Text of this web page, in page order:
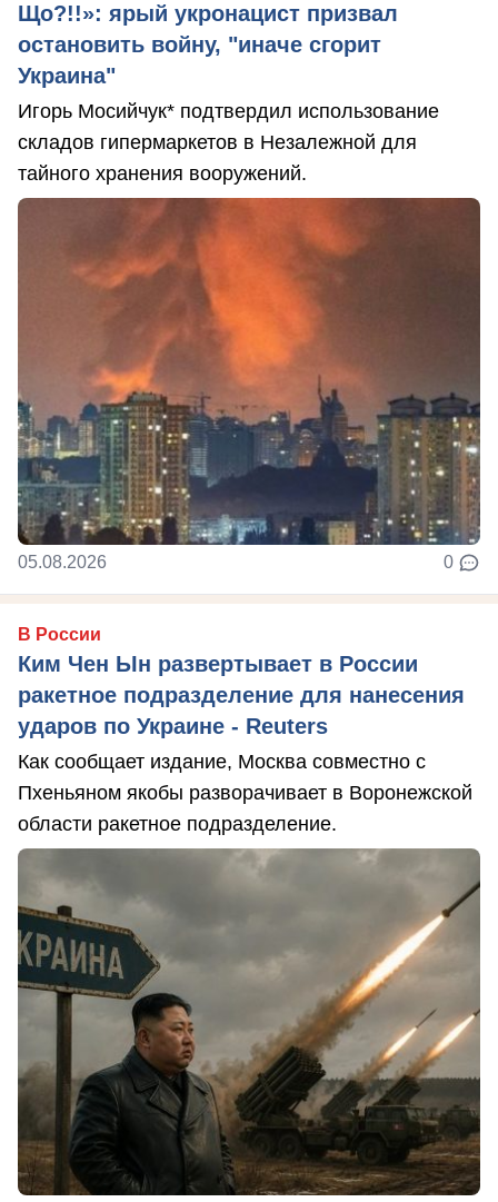
Що?!!»: ярый укронацист призвал
остановить войну, "иначе сгорит
Украина"
Игорь Мосийчук* подтвердил использование
складов гипермаркетов в Незалежной для
тайного хранения вооружений.
05.08.2026 0
В России
Ким Чен Ын развертывает в России
ракетное подразделение для нанесения
ударов по Украине - Reuters
Как сообщает издание, Москва совместно с
Пхеньяном якобы разворачивает в Воронежской
области ракетное подразделение.